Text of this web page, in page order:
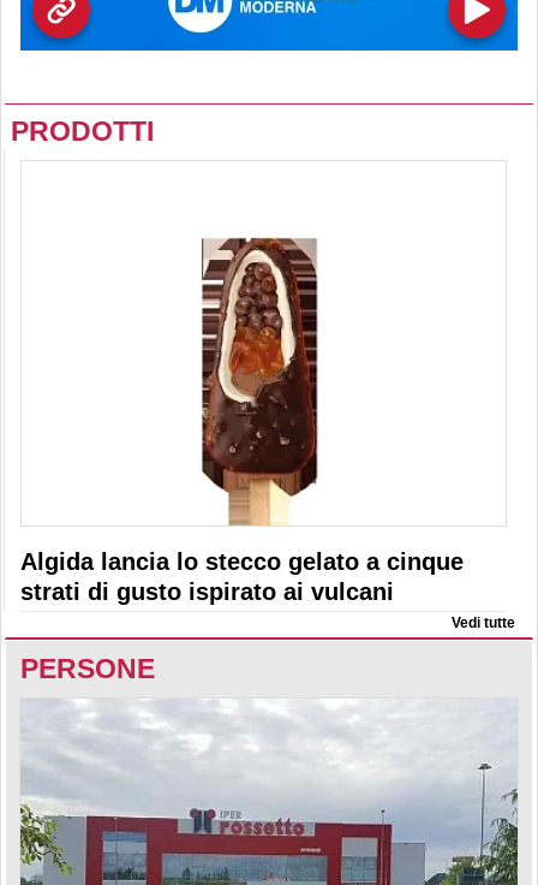
PRODOTTI
Algida lancia lo stecco gelato a cinque
strati di gusto ispirato ai vulcani
Vedi tutte
PERSONE